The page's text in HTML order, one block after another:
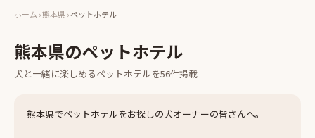
ホーム ›熊本県›ペットホテル
熊本県のペットホテル
犬と一緒に楽しめるペットホテルを56件掲載
熊本県でペットホテルをお探しの犬オーナーの皆さんへ。